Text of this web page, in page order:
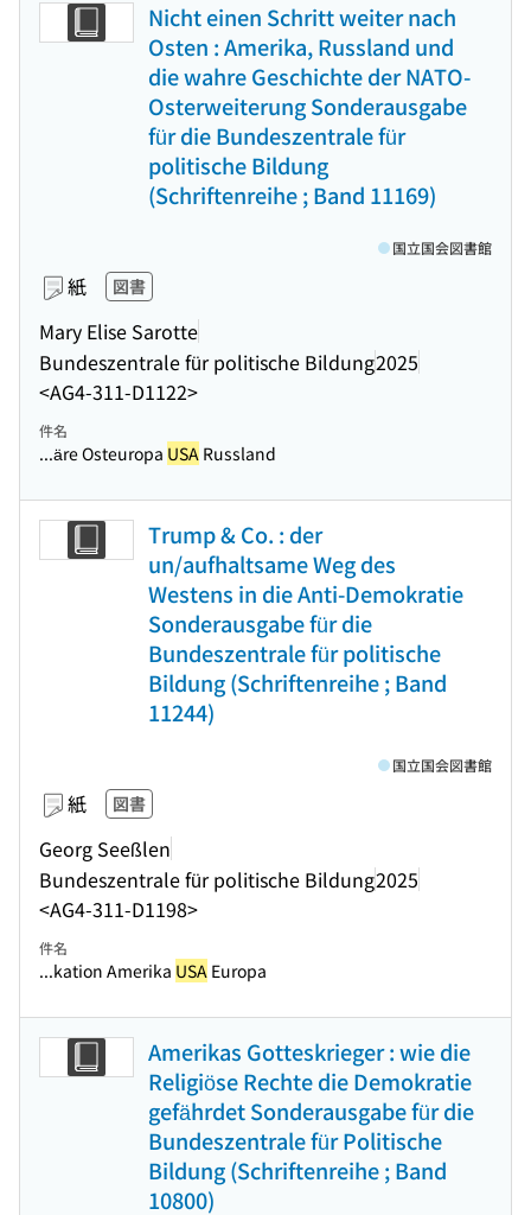
Nicht einen Schritt weiter nach
Osten : Amerika, Russland und
die wahre Geschichte der NATO-
Osterweiterung Sonderausgabe
für die Bundeszentrale für
politische Bildung
(Schriftenreihe ; Band 11169)
紙 図書
Mary Elise Sarotte
Bundeszentrale für politische Bildung2025
<AG4-311-D1122>
国立国会図書館
件名
...äre Osteuropa USA Russland
Trump & Co. : der
un/aufhaltsame Weg des
Westens in die Anti-Demokratie
Sonderausgabe für die
Bundeszentrale für politische
Bildung (Schriftenreihe ; Band
11244)
紙 図書
Georg Seeßlen
Bundeszentrale für politische Bildung2025
<AG4-311-D1198>
国立国会図書館
件名
...kation Amerika USA Europa
Amerikas Gotteskrieger : wie die
Religiöse Rechte die Demokratie
gefährdet Sonderausgabe für die
Bundeszentrale für Politische
Bildung (Schriftenreihe ; Band
10800)